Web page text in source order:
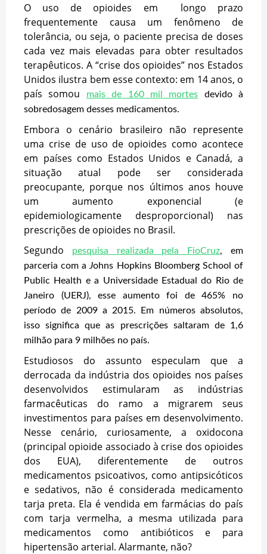
O uso de opioides em longo prazo
frequentemente causa um fenômeno de
tolerância, ou seja, o paciente precisa de doses
cada vez mais elevadas para obter resultados
terapêuticos. A “crise dos opioides” nos Estados
Unidos ilustra bem esse contexto: em 14 anos, o
país somou
mais de 160 mil mortes devido à
sobredosagem desses medicamentos.
Embora o cenário brasileiro não represente
uma crise de uso de opioides como acontece
em países como Estados Unidos e Canadá, a
situação atual pode ser considerada
preocupante, porque nos últimos anos houve
um aumento exponencial (e
epidemiologicamente desproporcional) nas
prescrições de opioides no Brasil.
Segundo
pesquisa realizada pela FioCruz, em
parceria com a Johns Hopkins Bloomberg School of
Public Health e a Universidade Estadual do Rio de
Janeiro (UERJ), esse aumento foi de 465% no
período de 2009 a 2015. Em números absolutos,
isso significa que as prescrições saltaram de 1,6
milhão para 9 milhões no país.
Estudiosos do assunto especulam que a
derrocada da indústria dos opioides nos países
desenvolvidos estimularam as indústrias
farmacêuticas do ramo a migrarem seus
investimentos para países em desenvolvimento.
Nesse cenário, curiosamente, a oxidocona
(principal opioide associado à crise dos opioides
dos EUA), diferentemente de outros
medicamentos psicoativos, como antipsicóticos
e sedativos, não é considerada medicamento
tarja preta. Ela é vendida em farmácias do país
com tarja vermelha, a mesma utilizada para
medicamentos como antibióticos e para
hipertensão arterial. Alarmante, não?